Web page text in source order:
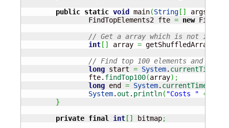
public static void main(String [ ] args
		FindTopElements2 fte
= new
// Get a array which is not in
int [ ] array = getShuffledArray
// Find top 100 elements and
long start = System.
		fte.
findTop100(array) ;
long end = System.
System. out . println( "Costs " +
}
private final int [ ] bitmap;